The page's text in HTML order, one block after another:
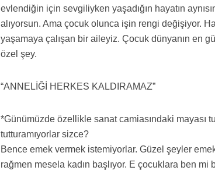
evlendiğin için sevgiliyken yaşadığın hayatın
alıyorsun. Ama çocuk olunca işin rengi değişiyor.
yaşamaya çalışan bir aileyiz. Çocuk dünyanın en
özel şey.
“ANNELİĞİ HERKES KALDIRAMAZ”
*Günümüzde özellikle sanat camiasındaki mayası
tutturamıyorlar sizce?
Bence emek vermek istemiyorlar. Güzel şeyler
rağmen mesela kadın başlıyor. E çocuklara ben mi